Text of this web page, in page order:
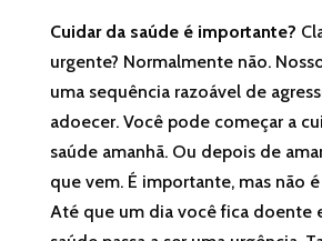
Cuidar da saúde é importante?
urgente? Normalmente não.
uma sequência razoável de
adoecer. Você pode começar a
saúde amanhã. Ou depois de
que vem. É importante, mas não
Até que um dia você fica doente